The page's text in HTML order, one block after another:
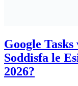
Google
Soddisfa le
2026?